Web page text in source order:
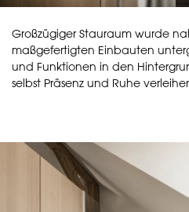
Großzügiger Stauraum wurde
maßgefertigten Einbauten
und Funktionen in den
selbst Präsenz und Ruhe